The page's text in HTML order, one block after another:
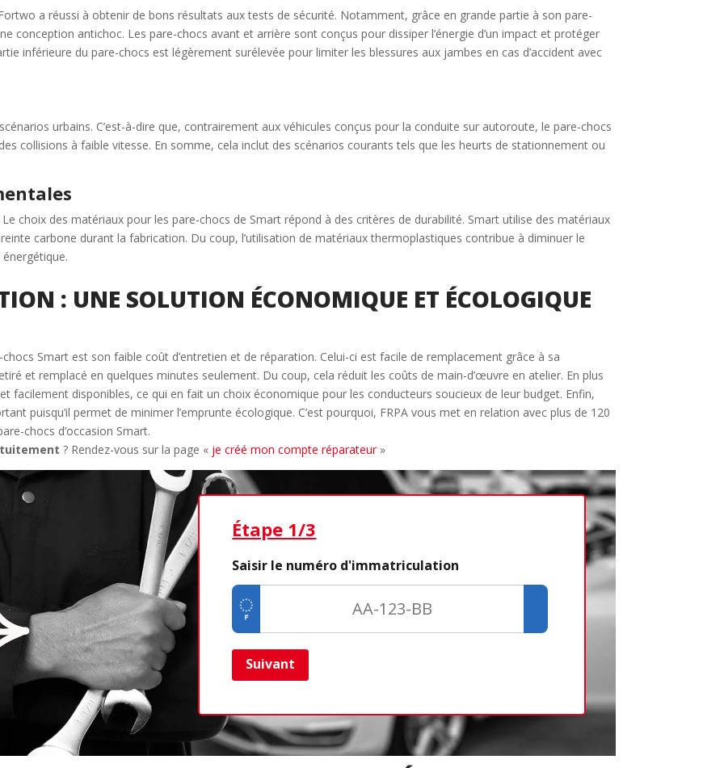
a réussi à obtenir de bons résultats aux tests de sécurité. Notamment, grâce en grande partie à son pare-
conception antichoc. Les pare-chocs avant et arrière sont conçus pour dissiper l’énergie d’un impact et protéger
inférieure du pare-chocs est légèrement surélevée pour limiter les blessures aux jambes en cas d’accident avec
urbains. C’est-à-dire que, contrairement aux véhicules conçus pour la conduite sur autoroute, le pare-chocs
collisions à faible vitesse. En somme, cela inclut des scénarios courants tels que les heurts de stationnement ou
choix des matériaux pour les pare-chocs de Smart répond à des critères de durabilité. Smart utilise des matériaux
carbone durant la fabrication. Du coup, l’utilisation de matériaux thermoplastiques contribue à diminuer le
: UNE SOLUTION ÉCONOMIQUE ET ÉCOLOGIQUE
Smart est son faible coût d’entretien et de réparation. Celui-ci est facile de remplacement grâce à sa
et remplacé en quelques minutes seulement. Du coup, cela réduit les coûts de main-d’œuvre en atelier. En plus
facilement disponibles, ce qui en fait un choix économique pour les conducteurs soucieux de leur budget. Enfin,
puisqu’il permet de minimer l’emprunte écologique. C’est pourquoi, FRPA vous met en relation avec plus de 120
chocs d’occasion Smart.
? Rendez-vous sur la page « je créé mon compte réparateur»
Étape 1/3
Saisir le numéro d'immatriculation
Suivant